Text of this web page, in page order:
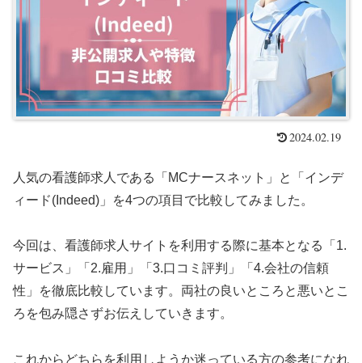
2024.02.19
人気の看護師求人である「MCナースネット」と「インデ
ィード(Indeed)」を4つの項目で比較してみました。
今回は、看護師求人サイトを利用する際に基本となる「1.
サービス」「2.雇用」「3.口コミ評判」「4.会社の信頼
性」を徹底比較しています。両社の良いところと悪いとこ
ろを包み隠さずお伝えしていきます。
これからどちらを利用しようか迷っている方の参考になれ